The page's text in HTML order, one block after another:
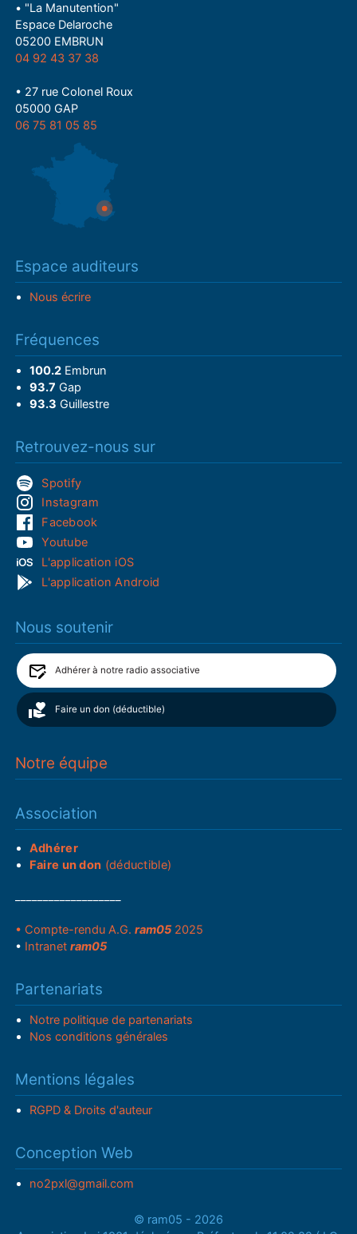
• "La Manutention"
Espace Delaroche
05200 EMBRUN
04 92 43 37 38
• 27 rue Colonel Roux
05000 GAP
06 75 81 05 85
Espace auditeurs
Nous écrire
Fréquences
100.2Embrun
93.7 Gap
93.3 Guillestre
Retrouvez-nous sur
Spotify
Instagram
Facebook
Youtube
L'application iOS
L'application Android
Nous soutenir
Adhérer à notre radio associative
Faire un don (déductible)
Notre équipe
Association
Adhérer
Faire un don (déductible)
• Compte-rendu A.G.ram05 2025
• Intranetram05
Partenariats
Notre politique de partenariats
Nos conditions générales
Mentions légales
RGPD & Droits d'auteur
Conception Web
no2pxl@gmail.com
© ram05 - 2026